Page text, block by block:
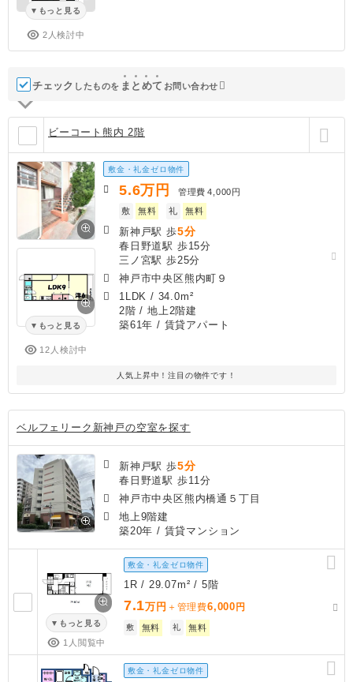
もっと見る
2人検討中
チェック したものを ま と めて お問い合わせ
ビーコート熊内 2階
もっと見る
12人検討中
敷金・礼金ゼロ物件
5.6万円 管理費 4,000円
敷
無料 礼 無料
新神戸駅 歩5分
春日野道駅 歩15分
三ノ宮駅 歩25分
神戸市中央区熊内町９
1LDK / 34.0m²
2階 / 地上2階建
築61年 / 賃貸アパート
人気上昇中！注目の物件です！
ベルフェリーク新神戸の空室を探す
新神戸駅 歩5分
春日野道駅 歩11分
神戸市中央区熊内橋通５丁目
地上9階建
築20年 / 賃貸マンション
もっと見る
1人閲覧中
敷金・礼金ゼロ物件
1R / 29.07m² / 5階
7.1万円 ＋管理費6,000 円
敷 無料 礼 無料
敷金・礼金ゼロ物件